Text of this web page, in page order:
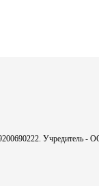
Учредитель -